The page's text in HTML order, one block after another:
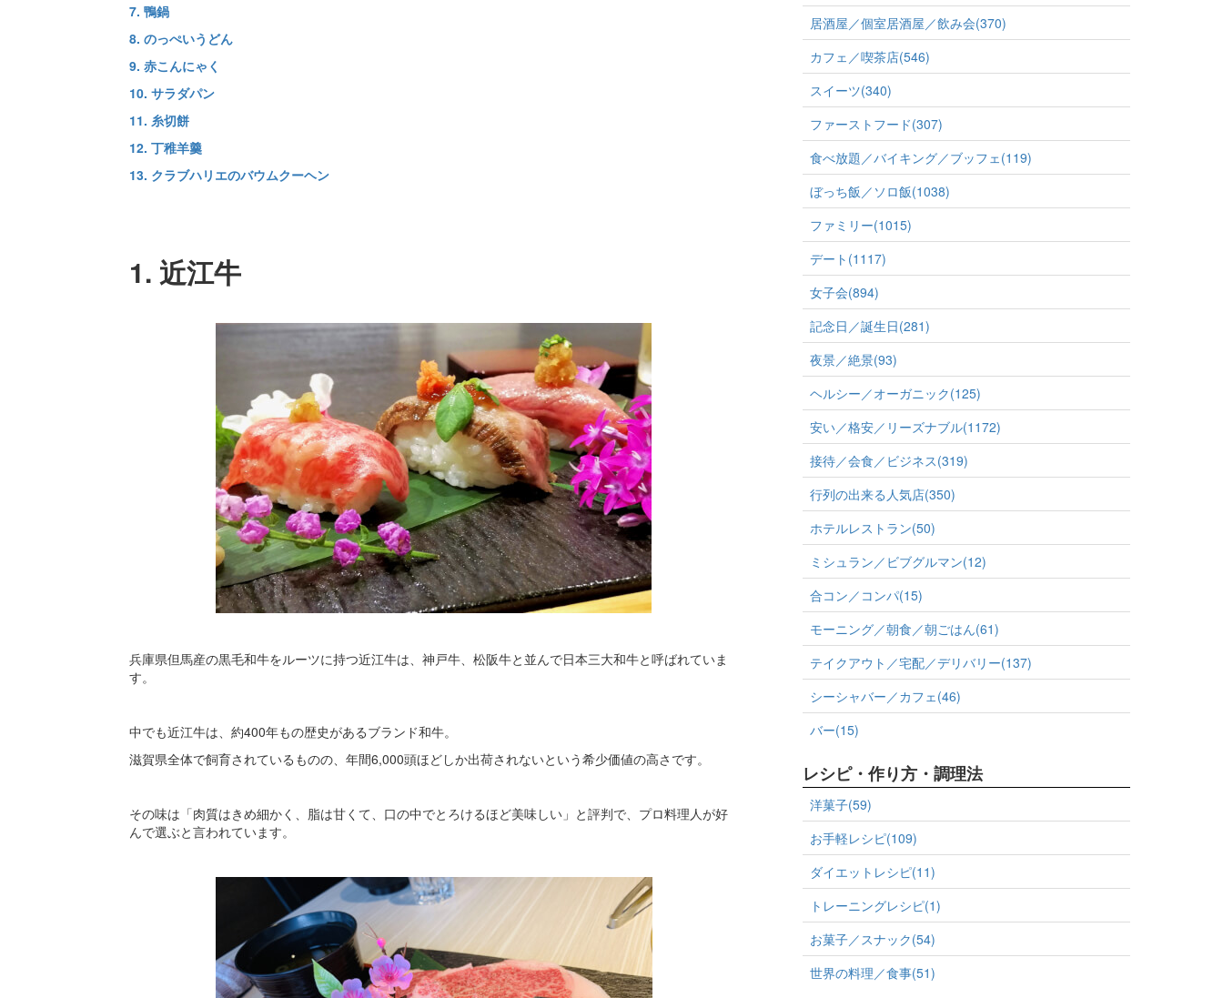
7. 鴨鍋
8. のっぺいうどん
9. 赤こんにゃく
10. サラダパン
11. 糸切餅
12. 丁稚羊羹
13. クラブハリエのバウムクーヘン
1. 近江牛
兵庫県但馬産の黒毛和牛をルーツに持つ近江牛は、神戸牛、松阪牛と並んで日本三大和牛と呼ばれていま
す。
中でも近江牛は、約400年もの歴史があるブランド和牛。
滋賀県全体で飼育されているものの、年間6,000頭ほどしか出荷されないという希少価値の高さです。
その味は「肉質はきめ細かく、脂は甘くて、口の中でとろけるほど美味しい」と評判で、プロ料理人が好
んで選ぶと言われています。
居酒屋／個室居酒屋／飲み会(370)
カフェ／喫茶店(546)
スイーツ(340)
ファーストフード(307)
食べ放題／バイキング／ブッフェ(119)
ぼっち飯／ソロ飯(1038)
ファミリー(1015)
デート(1117)
女子会(894)
記念日／誕生日(281)
夜景／絶景(93)
ヘルシー／オーガニック(125)
安い／格安／リーズナブル(1172)
接待／会食／ビジネス(319)
行列の出来る人気店(350)
ホテルレストラン(50)
ミシュラン／ビブグルマン(12)
合コン／コンパ(15)
モーニング／朝食／朝ごはん(61)
テイクアウト／宅配／デリバリー(137)
シーシャバー／カフェ(46)
バー(15)
レシピ・作り方・調理法
洋菓子(59)
お手軽レシピ(109)
ダイエットレシピ(11)
トレーニングレシピ(1)
お菓子／スナック(54)
世界の料理／食事(51)